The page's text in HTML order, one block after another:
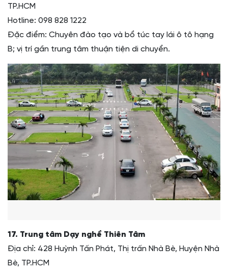
TP.HCM
Hotline: 098 828 1222
Đặc điểm: Chuyên đào tạo và bổ túc tay lái ô tô hạng
B; vị trí gần trung tâm thuận tiện di chuyển.
17. Trung tâm Dạy nghề Thiên Tâm
Địa chỉ: 428 Huỳnh Tấn Phát, Thị trấn Nhà Bè, Huyện Nhà
Bè, TP.HCM